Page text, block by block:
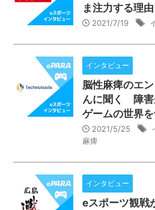
ま注力する理由
2021/7/19
インタビュー
脳性麻痺のエ
んに聞く 障害
ゲームの世界を
2021/5/25
麻痺
インタビュー
eスポーツ観戦